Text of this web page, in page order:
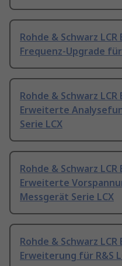
Rohde & Schwarz
Frequenz-Upgrade
Rohde & Schwarz
Erweiterte
Serie LCX
Rohde & Schwarz
Erweiterte
Messgerät Serie LCX
Rohde & Schwarz
Erweiterung für R&S